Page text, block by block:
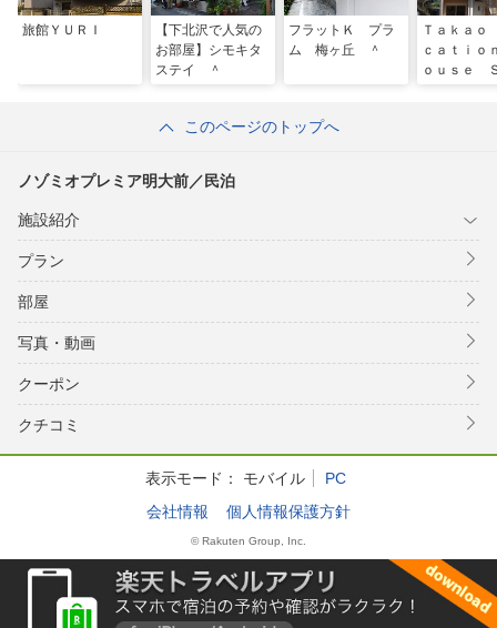
旅館ＹＵＲＩ
【下北沢で人気の
お部屋】シモキタ
ステイ ＾
フラットＫ プラ
ム 梅ヶ丘 ＾
Ｔａｋａ
ｃａｔｉ
ｏｕｓｅ
このページのトップへ
ノゾミオプレミア明大前／民泊
施設紹介
プラン
部屋
写真・動画
クーポン
クチコミ
表示モード： モバイル
PC
会社情報
個人情報保護方針
© Rakuten Group, Inc.